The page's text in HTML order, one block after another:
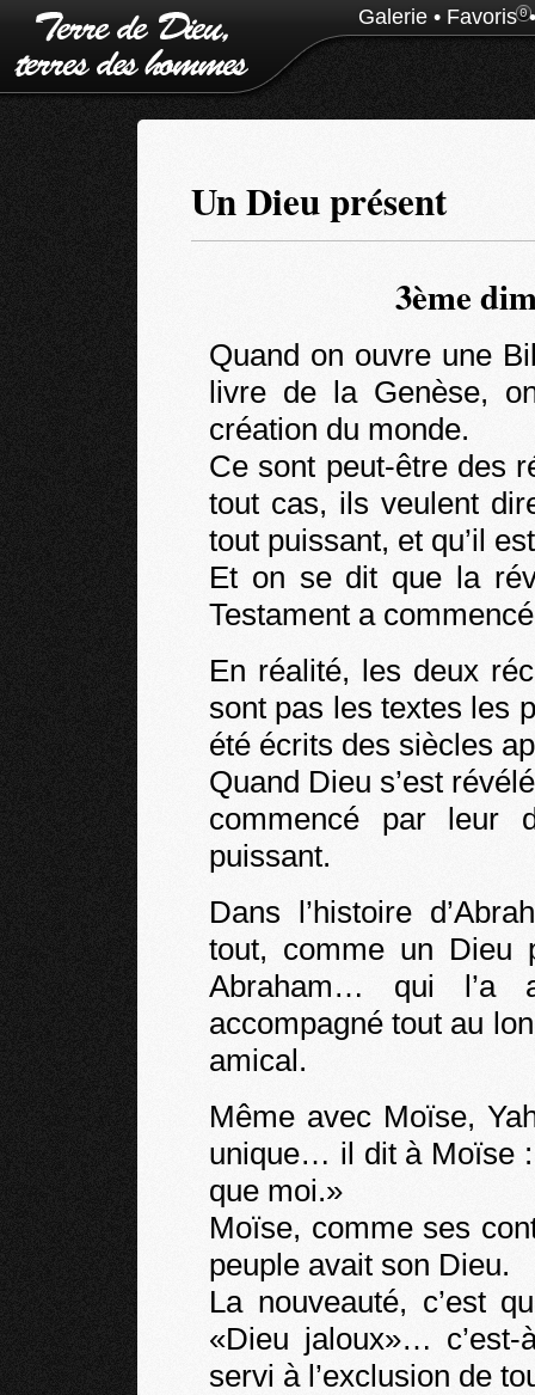
Galerie • Favoris0
Un Dieu présent
3ème
Quand on ouvre une
livre de la Genèse,
création du monde.
Ce sont peut-être des
tout cas, ils veulent
tout puissant, et qu’il
Et on se dit que la
Testament a
En réalité, les deux
sont pas les textes les
été écrits des siècles
Quand Dieu s’est
commencé par leur
puissant.
Dans l’histoire
tout, comme un
Abraham… qui l’a
accompagné tout au
amical.
Même avec Moïse,
unique… il dit à Moïse :
que moi.»
Moïse, comme ses
peuple avait son Dieu.
La nouveauté, c’est
«Dieu jaloux»… c’est-
servi à l’exclusion de